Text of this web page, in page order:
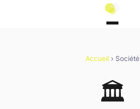
Accueil › Société
🏛️